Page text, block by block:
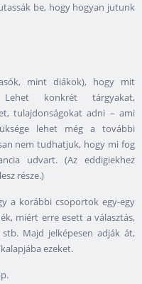
be, hogy hogyan jutunk
mint diákok), hogy mit
Lehet konkrét tárgyakat,
tulajdonságokat adni – ami
lehet még a további
nem tudhatjuk, hogy mi fog
udvart. (Az eddigiekhez
része.)
a korábbi csoportok egy-egy
miért erre esett a választás,
Majd jelképesen adják át,
ezeket.